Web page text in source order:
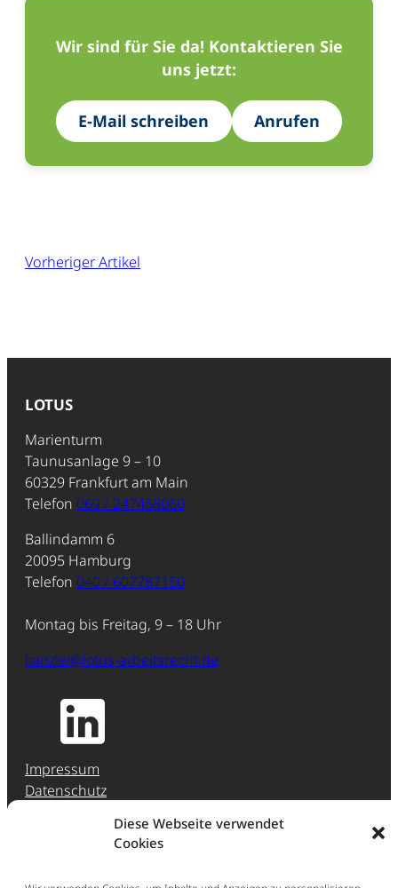
Diese Webseite verwendet
Cookies
Wir sind für Sie da! Kontaktieren Sie
uns jetzt:
E-Mail schreiben Anrufen
Vorheriger Artikel
LOTUS
Marienturm
Taunusanlage 9 – 10
60329 Frankfurt am Main
Telefon 069 / 247458060
Ballindamm 6
20095 Hamburg
Telefon 040 / 607787150
Montag bis Freitag, 9 – 18 Uhr
kanzlei@lotus-arbeitsrecht.de
Impressum
Datenschutz
Hinweisgeber-Meldestelle (HinSchG)